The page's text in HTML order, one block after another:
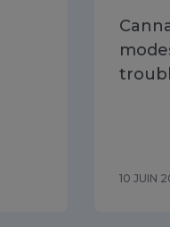
10 JUIN